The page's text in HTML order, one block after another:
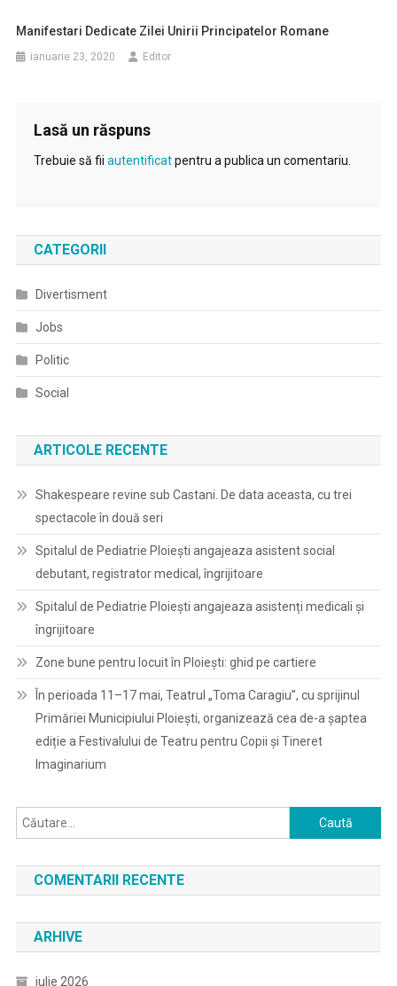
Manifestari Dedicate Zilei Unirii Principatelor Romane
ianuarie 23, 2020 Editor
Lasă un răspuns
Trebuie să fii autentificatpentru a publica un comentariu.
CATEGORII
Divertisment
Jobs
Politic
Social
ARTICOLE RECENTE
Shakespeare revine sub Castani. De data aceasta, cu trei
spectacole în două seri
Spitalul de Pediatrie Ploieşti angajeaza asistent social
debutant, registrator medical, îngrijitoare
Spitalul de Pediatrie Ploieşti angajeaza asistenți medicali și
îngrijitoare
Zone bune pentru locuit în Ploiești: ghid pe cartiere
În perioada 11–17 mai, Teatrul „Toma Caragiu”, cu sprijinul
Primăriei Municipiului Ploiești, organizează cea de-a șaptea
ediție a Festivalului de Teatru pentru Copii și Tineret
Imaginarium
Caută
după:
COMENTARII RECENTE
ARHIVE
iulie 2026